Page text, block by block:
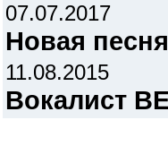
07.07.2017
Новая
11.08.2015
Вокалист